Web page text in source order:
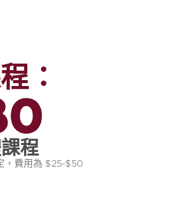
：
程
，費用為 $25-$50